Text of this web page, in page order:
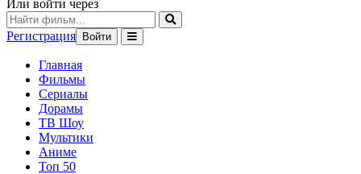
Или войти через
Регистрация Войти
Главная
Фильмы
Сериалы
Дорамы
ТВ Шоу
Мультики
Аниме
Топ 50